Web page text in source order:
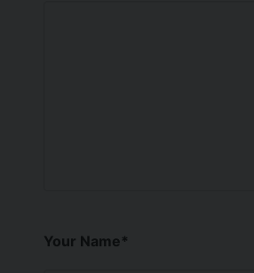
Your Name*